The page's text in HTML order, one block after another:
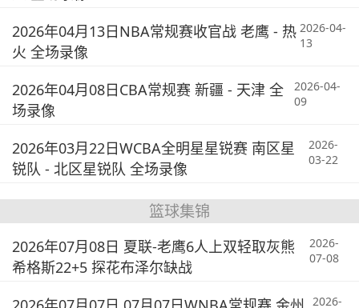
2026年04月13日NBA常规赛收官战 老鹰 - 热
火 全场录像
2026-04-
13
2026年04月08日CBA常规赛 新疆 - 天津 全
场录像
2026-04-
09
2026年03月22日WCBA全明星星锐赛 南区星
锐队 - 北区星锐队 全场录像
2026-
03-22
篮球集锦
2026年07月08日 夏联-老鹰6人上双轻取灰熊
希格斯22+5 探花布泽尔缺战
2026-
07-08
2026-